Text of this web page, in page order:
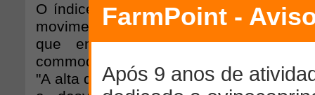
O índice CRB é a referência mundial
movimento dos preços de um conjunto
que engloba desde metais,
commodities industriais, cotadas em
"A alta dos preços das matérias-primas